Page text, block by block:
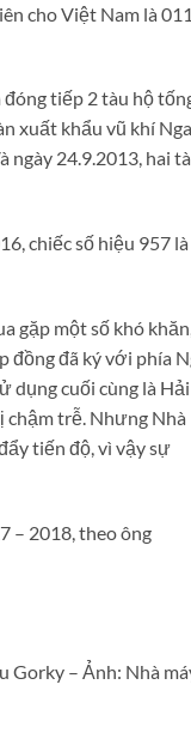
cho Việt Nam là 011
tiếp 2 tàu hộ
xuất khẩu vũ khí Nga
ngày 24.9.2013, hai
chiếc số hiệu 957 là
gặp một số khó
đồng đã ký với phía
dụng cuối cùng là Hải
chậm trễ. Nhưng Nhà
tiến độ, vì vậy sự
– 2018, theo ông
Gorky – Ảnh: Nhà